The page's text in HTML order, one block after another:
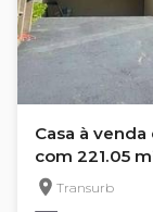
Casa à
com 221.05
Transurb